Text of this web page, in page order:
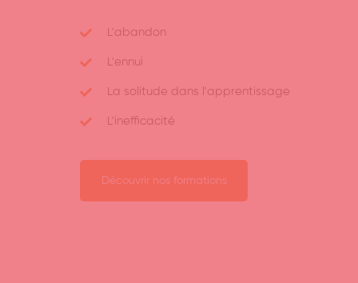
L'abandon
L'ennui
La solitude dans l'apprentissage
L'inefficacité
Découvrir nos formations